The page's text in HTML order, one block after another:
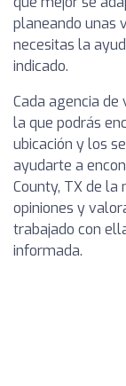
planeando unas
necesitas la
indicado.
Cada agencia de
la que podrás
ubicación y los
ayudarte a
County, TX de la
opiniones y
trabajado con
informada.